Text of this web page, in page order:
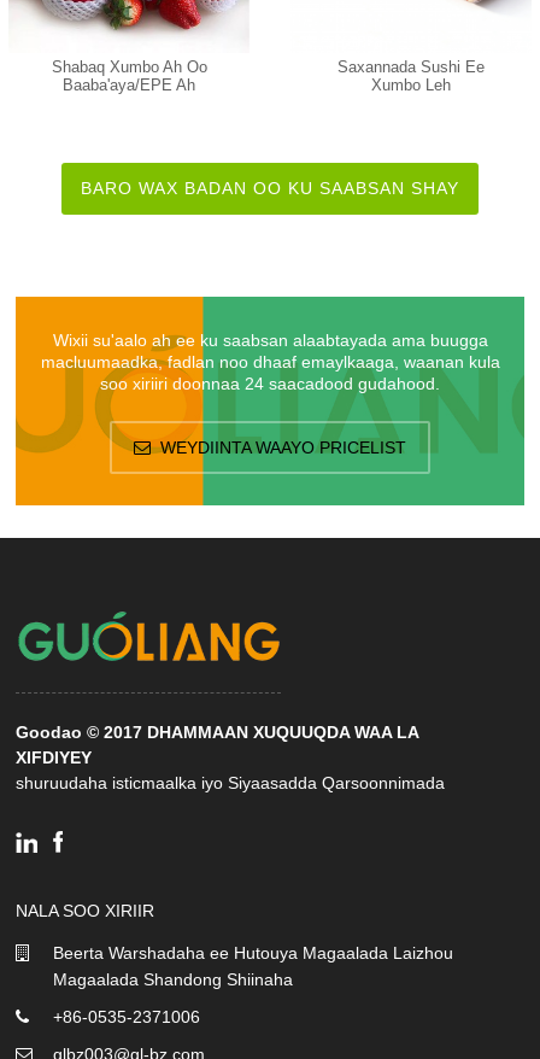
Shabaq Xumbo Ah Oo
Baaba'aya/EPE Ah
Saxannada Sushi Ee
Xumbo Leh
BARO WAX BADAN OO KU SAABSAN SHAY
Wixii su'aalo ah ee ku saabsan alaabtayada ama buugga
macluumaadka, fadlan noo dhaaf emaylkaaga, waanan kula
soo xiriiri doonnaa 24 saacadood gudahood.
WEYDIINTA WAAYO PRICELIST
Goodao © 2017 DHAMMAAN XUQUUQDA WAA LA
XIFDIYEY
shuruudaha isticmaalka iyo Siyaasadda Qarsoonnimada
NALA SOO XIRIIR
Beerta Warshadaha ee Hutouya Magaalada Laizhou
Magaalada Shandong Shiinaha
+86-0535-2371006
glbz003@gl-bz.com